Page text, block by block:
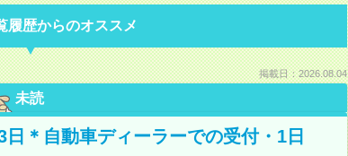
履歴からのオススメ
掲載日：2026.08.04
未読
日＊自動車ディーラーでの受付・1日